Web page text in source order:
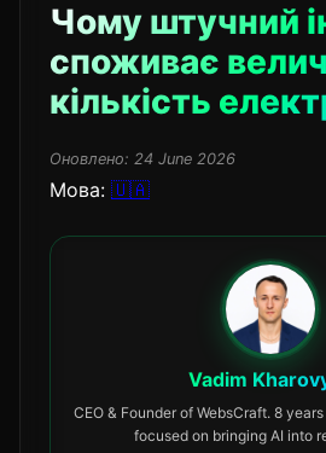
Чому штучний
споживає
кількість
Оновлено: 24 June 2026
Мова: 🇺🇦
Vadim
CEO & Founder of WebsCraft. 8
focused on bringing AI into